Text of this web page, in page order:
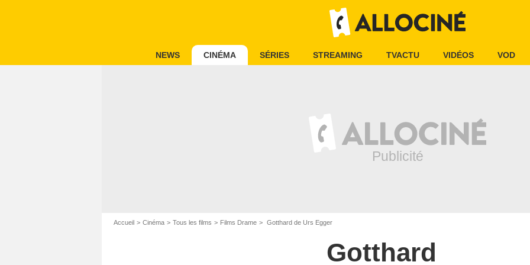
NEWS CINÉMA SÉRIES STREAMING TVACTU VIDÉOS VOD
Accueil Cinéma Tous les films Films Drame Gotthard de Urs Egger
Gotthard